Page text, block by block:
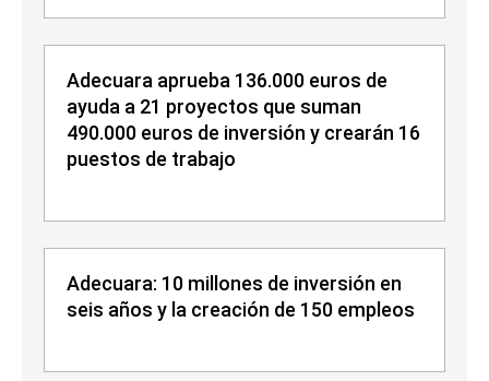
Adecuara aprueba 136.000 euros de
ayuda a 21 proyectos que suman
490.000 euros de inversión y crearán 16
puestos de trabajo
Adecuara: 10 millones de inversión en
seis años y la creación de 150 empleos